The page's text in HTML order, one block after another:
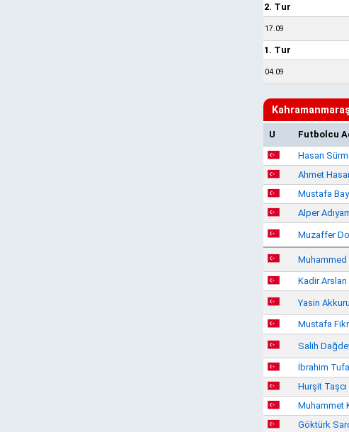
2. Tur
17.09
1. Tur
04.09
U Futbolcu
Hasan
Ahmet
Mustafa
Alper
Muzaffer
Muhammed
Kadir Arslan
Yasin Akkuru
Mustafa
Salih
İbrahim
Hurşit Taşcı
Muhammet
Göktürk